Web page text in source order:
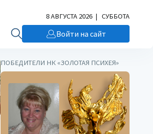
8 АВГУСТА 2026 | СУББОТА
Войти на сайт
ПОБЕДИТЕЛИ НК «ЗОЛОТАЯ ПСИХЕЯ»